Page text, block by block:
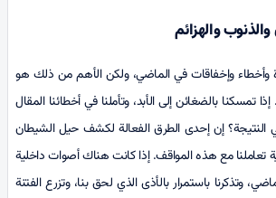
والهزائم
وأخطاء وإخفاقات في الماضي، ولكن الأهم من ذلك هو
تمسكنا بالضغائن إلى الأبد، وتأملنا في أخطائنا المقال
النتيجة؟ إن إحدى الطرق الفعالة لكشف حيل الشيطان
تعاملنا مع هذه المواقف. إذا كانت هناك أصوات داخلية
وتذكرنا باستمرار بالأذى الذي لحق بنا، وتزرع الفتنة